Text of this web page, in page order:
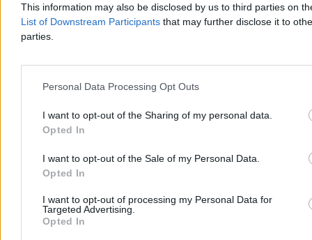
This information may also be disclosed by us to third parties on
List of Downstream Participants that may further disclose it to
parties.
Personal Data Processing Opt Outs
I want to opt-out of the Sharing of my personal data.
Opted In
I want to opt-out of the Sale of my Personal Data.
Opted In
I want to opt-out of processing my Personal Data for
Targeted Advertising.
Opted In
Niewiadoma-Phinney wygrywa etap na Mont
Ventoux. Polka liderką Tour de France